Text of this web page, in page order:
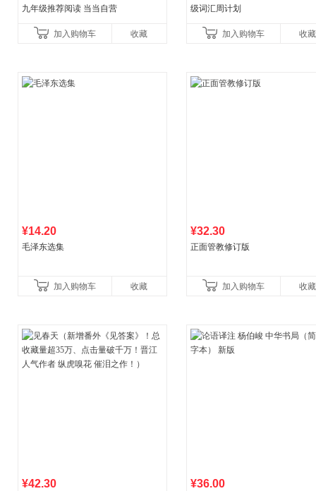
九年级推荐阅读 当当自营
加入购物车 收藏
级词汇周计划
加入购物车 收藏
¥14.20
毛泽东选集
加入购物车 收藏
¥32.30
正面管教修订版
加入购物车 收藏
¥42.30 ¥36.00